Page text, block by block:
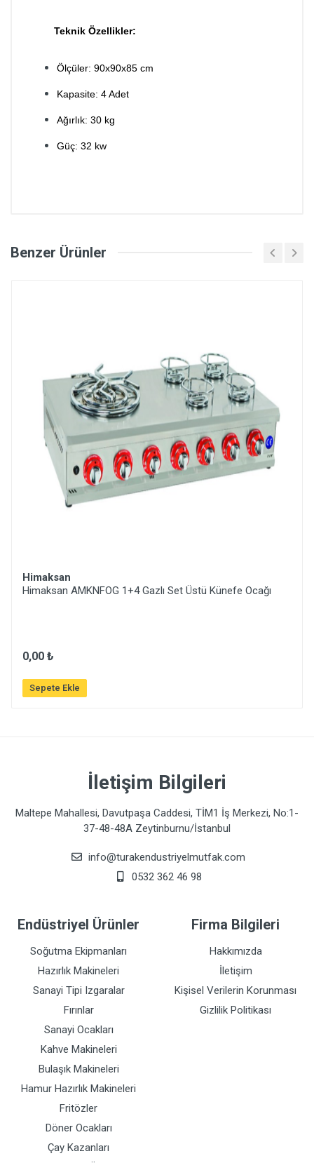
Teknik Özellikler:
Ölçüler: 90x90x85 cm
Kapasite: 4 Adet
Ağırlık: 30 kg
Güç: 32 kw
Benzer Ürünler
Himaksan
Himaksan AMKNFOG 1+4 Gazlı Set Üstü Künefe Ocağı
0,00 ₺
Sepete Ekle
İletişim Bilgileri
Maltepe Mahallesi, Davutpaşa Caddesi, TİM1 İş Merkezi, No:1-
37-48-48A Zeytinburnu/İstanbul
info@turakendustriyelmutfak.com
0532 362 46 98
Endüstriyel Ürünler
Soğutma Ekipmanları
Hazırlık Makineleri
Sanayi Tipi Izgaralar
Fırınlar
Sanayi Ocakları
Kahve Makineleri
Bulaşık Makineleri
Hamur Hazırlık Makineleri
Fritözler
Döner Ocakları
Çay Kazanları
Firma Bilgileri
Hakkımızda
İletişim
Kişisel Verilerin Korunması
Gizlilik Politikası